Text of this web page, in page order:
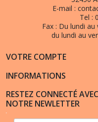
(1 avis)
E-mail :
Tel :
Fax : Du lundi au
du lundi au
VOTRE COMPTE
INFORMATIONS
RESTEZ CONNECTÉ
NOTRE NEWLETTER